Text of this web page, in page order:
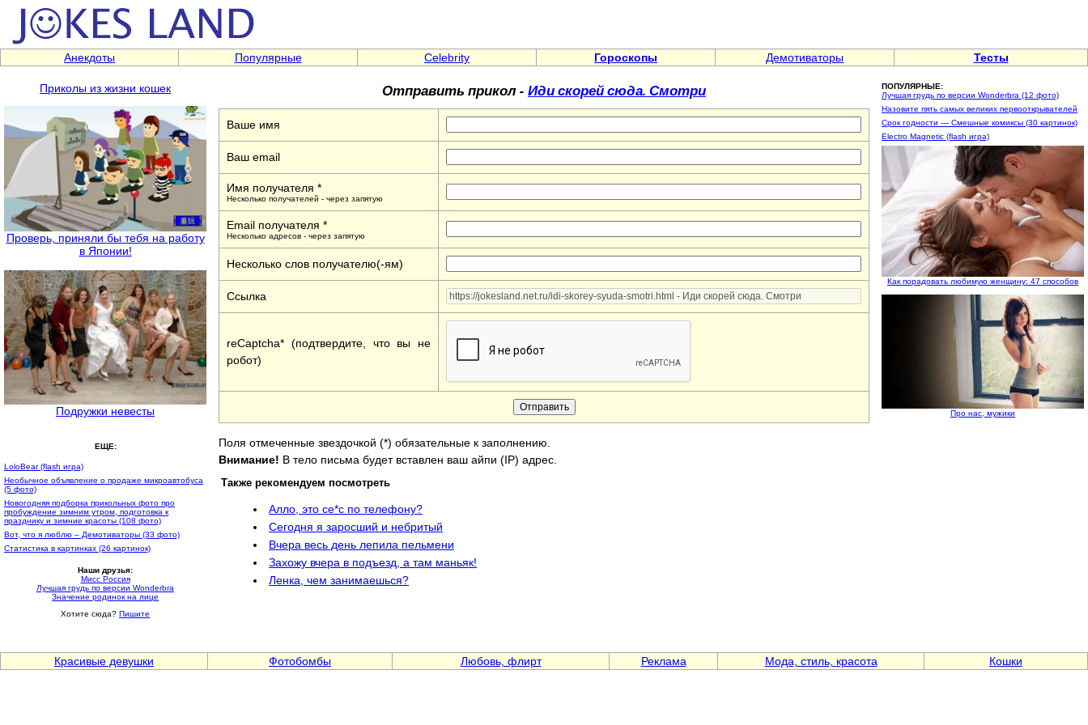
Анекдоты Популярные Celebrity Гороскопы Демотиваторы Тесты
Приколы из жизни кошек
Проверь, приняли бы тебя на работу
в Японии!
Подружки невесты
ЕЩЕ:
LoloBear (flash игра)
Необычное объявление о продаже микроавтобуса
(5 фото)
Новогодняя подборка прикольных фото про
пробуждение зимним утром, подготовка к
празднику и зимние красоты (108 фото)
Вот, что я люблю – Демотиваторы (33 фото)
Статистика в картинках (26 картинок)
Наши друзья:
Мисс Россия
Лучшая грудь по версии Wonderbra
Значение родинок на лице
Хотите сюда? Пишите
Отправить прикол - Иди скорей сюда. Смотри
Ваше имя
Ваш email
Имя получателя *
Несколько получателей - через запятую
Email получателя *
Несколько адресов - через запятую
Несколько слов получателю(-ям)
Ссылка
reCaptcha* (подтвердите, что вы не
робот)
Поля отмеченные звездочкой (*) обязательные к заполнению.
Внимание! В тело письма будет вставлен ваш айпи (IP) адрес.
Также рекомендуем посмотреть
Алло, это се*с по телефону?
Сегодня я заросший и небритый
Вчера весь день лепила пельмени
Захожу вчера в подъезд, а там маньяк!
Ленка, чем занимаешься?
ПОПУЛЯРНЫЕ:
Лучшая грудь по версии Wonderbra (12 фото)
Назовите пять самых великих первооткрывателей
Срок годности — Смешные комиксы (30 картинок)
Electro Magnetic (flash игра)
Как порадовать любимую женщину: 47 способов
Про нас, мужики
Красивые девушки Фотобомбы Любовь, флирт Реклама Мода, стиль, красота Кошки